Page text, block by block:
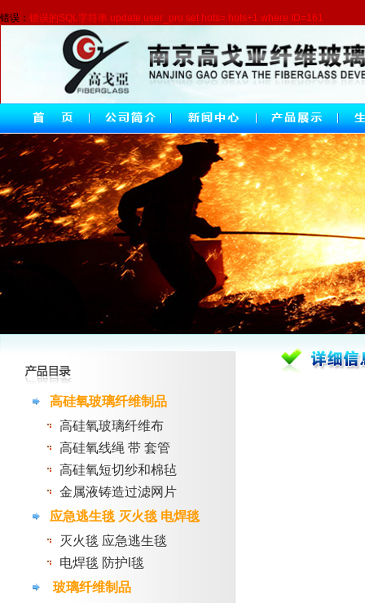
错误： 错误的SQL字符串 update user_pro set hots= hots+1 where ID=161
高硅氧玻璃纤维制品
高硅氧玻璃纤维布
高硅氧线绳 带 套管
高硅氧短切纱和棉毡
金属液铸造过滤网片
应急逃生毯 灭火毯 电焊毯
灭火毯 应急逃生毯
电焊毯 防护l毯
玻璃纤维制品